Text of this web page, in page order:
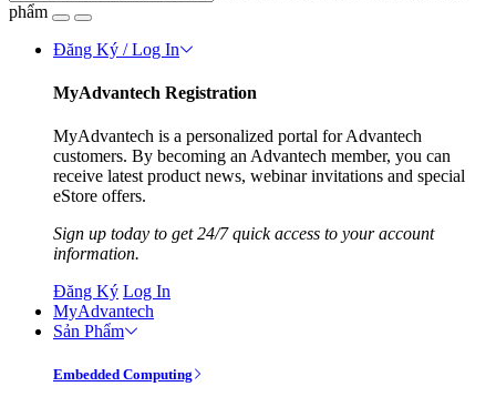
phẩm
Đăng Ký / Log In
MyAdvantech Registration
MyAdvantech is a personalized portal for Advantech
customers. By becoming an Advantech member, you can
receive latest product news, webinar invitations and special
eStore offers.
Sign up today to get 24/7 quick access to your account
information.
Đăng Ký Log In
MyAdvantech
Sản Phẩm
Embedded Computing